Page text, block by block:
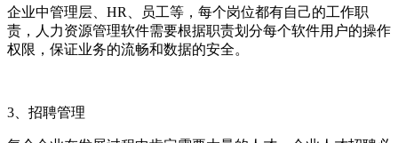
企业中管理层、 HR 、员工等， 每个岗位都有自己的工作职
责，人力资源管理软件需要根据职责划分每个软件用户的操作
权限，保证业务的流畅和数据的安全。
3 、招聘管理